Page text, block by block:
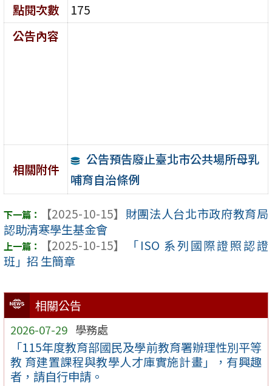
相關公告
2026-07-29 學務處
「115年度教育部國民及學前教育署辦理性別平等
教 育建置課程與教學人才庫實施計畫」，有興趣
者，請自行申請。
點閱次數
175
公告內容
相關附件
公告預告廢止臺北市公共場所母乳
哺育自治條例
【2025-10-15】 財團法人台北市政府教育局
認助清寒學生基金會
【2025-10-15】
「ISO 系列國際證照認證
班」招 生簡章